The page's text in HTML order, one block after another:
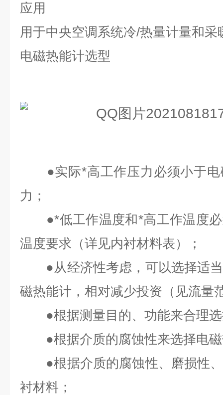
应用
用于中央空调系统冷/热量计量和采
电磁热能计选型
●实际*高工作压力必须小于电
力；
●*低工作温度和*高工作温度必
温度要求（详见内衬材料表）；
●从经济性考虑，可以选择适当
磁热能计，相对减少投资（见流量
●根据测量目的、功能来合理选
●根据介质的腐蚀性来选择电磁
●根据介质的腐蚀性、磨损性、
衬材料；